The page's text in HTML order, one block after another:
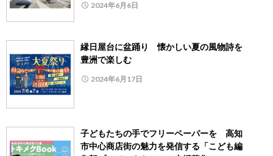
2024年6月6日
縁日屋台に盆踊り 懐かしい夏の風物詩を
豊洲で楽しむ
2024年6月17日
子どもたちの手でフリーペーパーを 高知
市中心商店街の魅力を発信する「こども編